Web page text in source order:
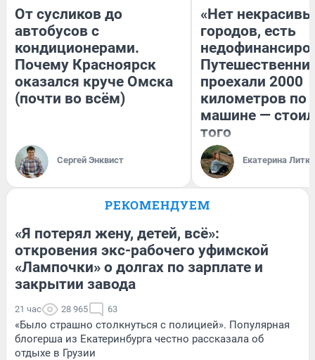
От сусликов до
автобусов с
кондиционерами.
Почему Красноярск
оказался круче Омска
(почти во всём)
Сергей Энквист
«Нет
городов, есть
проехали 2000
километров по
машине —
того
Екатерина
РЕКОМЕНДУЕМ
«Я потерял жену, детей, всё»:
откровения экс-рабочего уфимской
«Лампочки» о долгах по зарплате и
закрытии завода
21 час 28 965 63
«Было страшно столкнуться с полицией». Популярная
блогерша из Екатеринбурга честно рассказала об
отдыхе в Грузии